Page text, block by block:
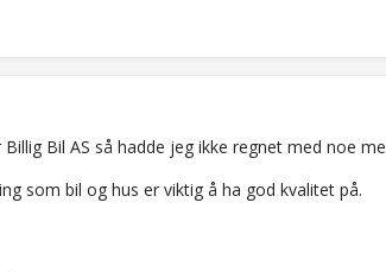
Bil AS så hadde jeg ikke regnet med noe
som bil og hus er viktig å ha god kvalitet på.